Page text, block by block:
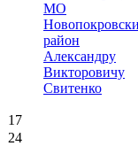
МО
район
Александру
Викторовичу
Свитенко
17
24